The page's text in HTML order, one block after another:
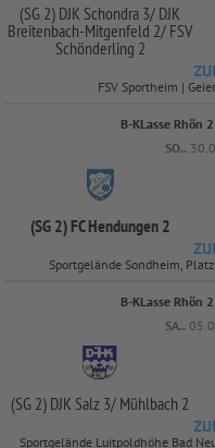
(SG 2) DJK Schondra 3/ DJK
Breitenbach-Mitgenfeld 2/ FSV
Schönderling 2
FSV Sportheim |
B-KLasse Rhön
SO..
(SG 2) FC Hendungen 2
Sportgelände Sondheim,
B-KLasse Rhön
SA..
(SG 2) DJK Salz 3/ Mühlbach 2
Sportgelände Luitpoldhöhe Bad